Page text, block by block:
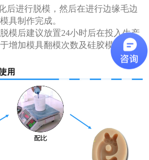
后进行脱模，然后在进行边缘毛边
具制作完成。
模后建议放置24小时后在投入生产
增加模具翻模次数及硅胶模具使用